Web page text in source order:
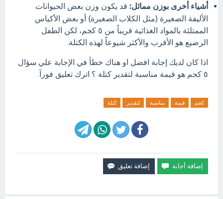
أشياء أخرى بوزن مماثل: قد يكون وزن بعض الحيوانات
الأليفة الصغيرة (مثل الكلاب الصغيرة) أو بعض الأكياس
الممتلئة بالمواد الغذائية قريباً من ٥ كجم، لكن الطفل
الرضيع هو الأقرب والأكثر شيوعاً لهذه الكتلة.
اذا كان لديك إجابة افضل او هناك خطأ في الإجابة علي سؤال
٥ كجم هو قيمة مناسبة لتقدير كتلة ؟ اترك تعليق فورآ.
كجم قيمة مناسبة لتقدير كتلة